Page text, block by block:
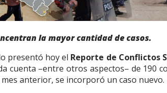
la mayor cantidad de casos.
presentó hoy el Reporte de Conflictos
cuenta –entre otros aspectos– de 190
anterior, se incorporó un caso nuevo.